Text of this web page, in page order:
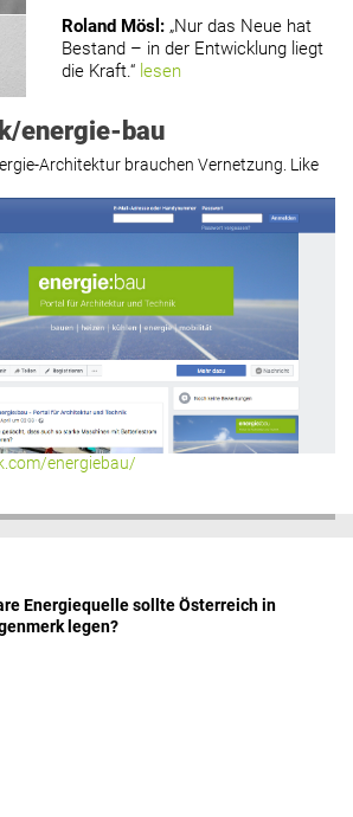
Roland Mösl : „Nur das Neue hat
Bestand – in der Entwicklung liegt
die Kraft.“ lesen
Roland Mösl: „Man wollte wohl
Kasse machen statt neue Produkte
erfinden.“
energie-bau
Architektur brauchen Vernetzung. Like
energiebau/
Energiequelle sollte Österreich in
legen?